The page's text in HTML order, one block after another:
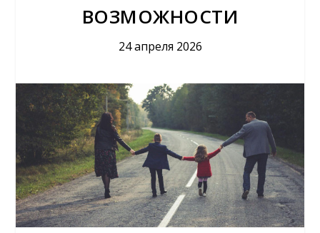
ВОЗМОЖНОСТИ
24 апреля 2026